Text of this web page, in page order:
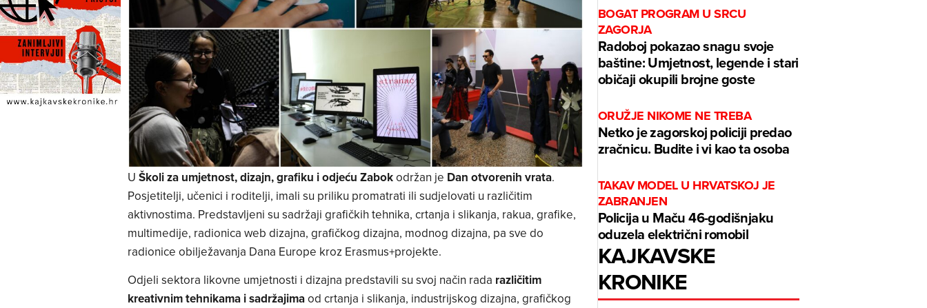
U Školi za umjetnost, dizajn, grafiku i odjeću Zabokodržan je Dan otvorenih vrata.
Posjetitelji, učenici i roditelji, imali su priliku promatrati ili sudjelovati u različitim
aktivnostima. Predstavljeni su sadržaji grafičkih tehnika, crtanja i slikanja, rakua, grafike,
multimedije, radionica web dizajna, grafičkog dizajna, modnog dizajna, pa sve do
radionice obilježavanja Dana Europe kroz Erasmus+projekte.
Odjeli sektora likovne umjetnosti i dizajna predstavili su svoj način rada različitim
kreativnim tehnikama i sadržajimaod crtanja i slikanja, industrijskog dizajna, grafičkog
BOGAT PROGRAM U SRCU
ZAGORJA
Radoboj pokazao snagu svoje
baštine: Umjetnost, legende i stari
običaji okupili brojne goste
ORUŽJE NIKOME NE TREBA
Netko je zagorskoj policiji predao
zračnicu. Budite i vi kao ta osoba
TAKAV MODEL U HRVATSKOJ JE
ZABRANJEN
Policija u Maču 46-godišnjaku
oduzela električni romobil
KAJKAVSKE
KRONIKE